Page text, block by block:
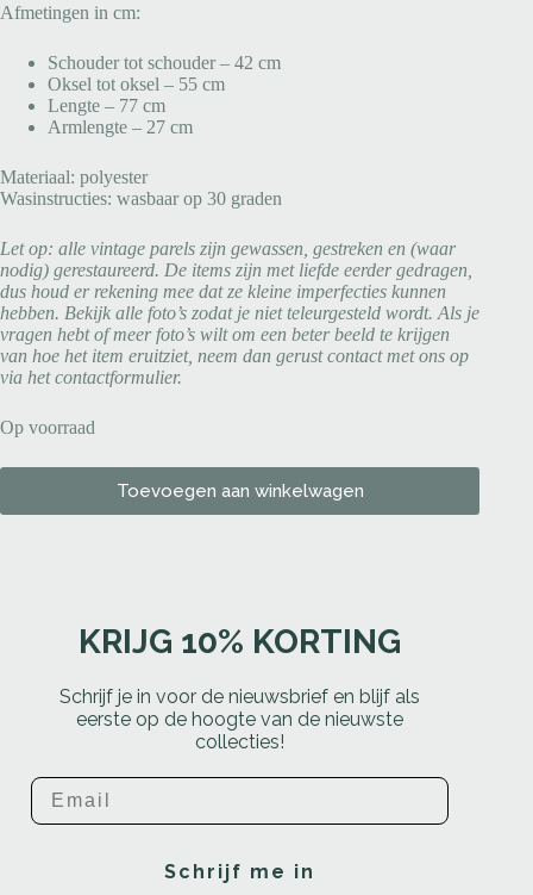
Afmetingen in cm:
Schouder tot schouder – 42 cm
Oksel tot oksel – 55 cm
Lengte – 77 cm
Armlengte – 27 cm
Materiaal: polyester
Wasinstructies: wasbaar op 30 graden
Let op: alle vintage parels zijn gewassen, gestreken en (waar
nodig) gerestaureerd. De items zijn met liefde eerder gedragen,
dus houd er rekening mee dat ze kleine imperfecties kunnen
hebben. Bekijk alle foto’s zodat je niet teleurgesteld wordt. Als je
vragen hebt of meer foto’s wilt om een beter beeld te krijgen
van hoe het item eruitziet, neem dan gerust contact met ons op
via het contactformulier.
Op voorraad
Toevoegen aan winkelwagen
KRIJG 10% KORTING
Schrijf je in voor de nieuwsbrief en blijf als
eerste op de hoogte van de nieuwste
collecties!
Email
Schrijf me in